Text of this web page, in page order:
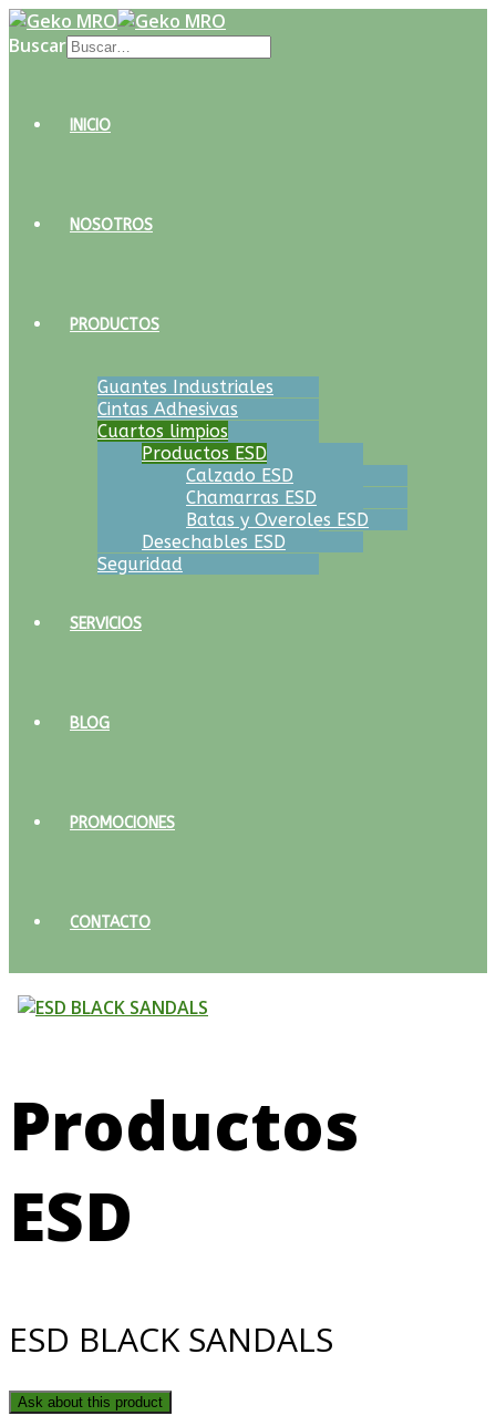
Buscar
INICIO
NOSOTROS
PRODUCTOS
Guantes Industriales
Cintas Adhesivas
Cuartos limpios
Productos ESD
Calzado ESD
Chamarras ESD
Batas y Overoles ESD
Desechables ESD
Seguridad
SERVICIOS
BLOG
PROMOCIONES
CONTACTO
Productos
ESD
ESD BLACK SANDALS
Ask about this product